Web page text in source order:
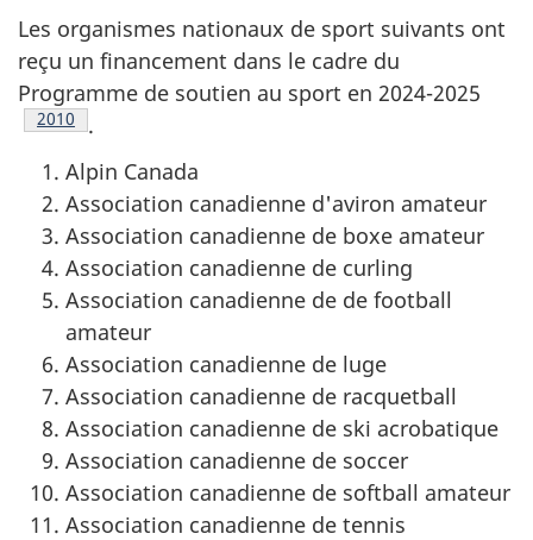
Les organismes nationaux de sport suivants ont
reçu un financement dans le cadre du
Programme de soutien au sport en 2024-2025
Note de bas de page
2010
.
Alpin Canada
Association canadienne d'aviron amateur
Association canadienne de boxe amateur
Association canadienne de curling
Association canadienne de de football
amateur
Association canadienne de luge
Association canadienne de racquetball
Association canadienne de ski acrobatique
Association canadienne de soccer
Association canadienne de softball amateur
Association canadienne de tennis